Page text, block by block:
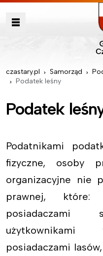
czastary.pl Samorząd
Podatek leśny
Podatek
Podatnikami
fizyczne, osoby
organizacyjne nie
prawnej, które:
posiadaczami
użytkownikami
posiadaczami